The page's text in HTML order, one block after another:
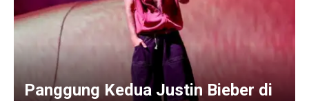
Panggung Kedua Justin Bieber di